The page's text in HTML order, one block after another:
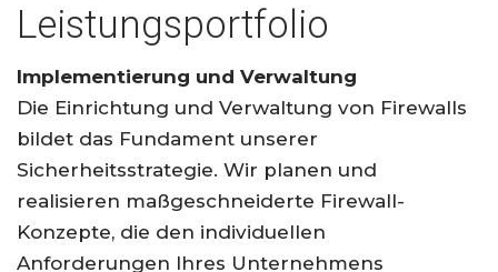
Leistungsportfolio
Implementierung und Verwaltung
Die Einrichtung und Verwaltung von Firewalls
bildet das Fundament unserer
Sicherheitsstrategie. Wir planen und
realisieren maßgeschneiderte Firewall-
Konzepte, die den individuellen
Anforderungen Ihres Unternehmens